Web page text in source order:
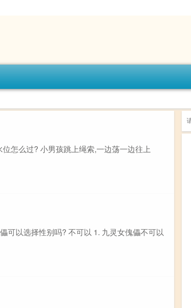
怎么过? 小男孩跳上绳索,一边荡一边往上
可以选择性别吗? 不可以 1. 九灵女傀儡不可以